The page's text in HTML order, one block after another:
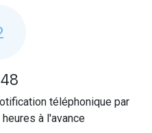
téléphonique par
à l'avance